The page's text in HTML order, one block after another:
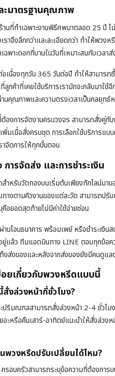
ะมาตรฐานคุณภาพ
นที่ทำเฉพาะงานพิธีศพมาตลอด 25 ปี ไ
ราจึงลึกกว่าและละเอียดกว่า ทำให้พว
เฉพาะดอกที่บานในวันที่เหมาะสมกับเวล
อเนื่องทุกวัน 365 วันต่อปี ทำให้สามารถ
กค้าที่เคยใช้บริการเรามักจะกลับมาใ
านคุณภาพและความตรงเวลาเป็นกลยุทธ์
องการจัดงานครบวงจร สามารถสั่งคู่กับ
พิ่มเมื่อสั่งครบชุด การเลือกใช้บริการแ
จัดการให้ทุกขั้นตอน
ารจัดส่ง และการชำระเงิน
ำหรับวัดทองบนเริ่มต้นเพียงทักไลน์มา
ทางตามคิวงานของแต่ละวัด สามารถป
คือยอดสุดท้ายไม่มีค่าใช้จ่ายซ่อน
ผ่านโอนธนาคาร พร้อมเพย์ หรือชำระเ
แล้ว ทีมแอดมินทาง LINE ตอบทุกข้อค
ส่งของและหลังจากส่งของยังมีคนดูแ
ยเกี่ยวกับพวงหรีดแบบนี้
งล่วงหน้ากี่ชั่วโมง?
ปริมณฑลสามารถสั่งล่วงหน้า 2-4 ชั่วโม
อะหรือคืนเสาร์-อาทิตย์แนะนำให้สั่งล่ว
พวงหรีดปรับเปลี่ยนได้ไหม?
รอบครัวสามารถระบุข้อความที่ต้องกา